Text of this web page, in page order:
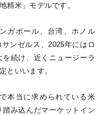
精米」モデルです。
ガポール、台湾、ホノル
ンゼルス、2025年にはロ
続け、近くニュージーラ
といいます。
本当に求められている米
み込んだマーケットイン